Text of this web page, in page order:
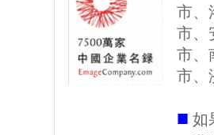
市、
市、
市、
市、
■ 如